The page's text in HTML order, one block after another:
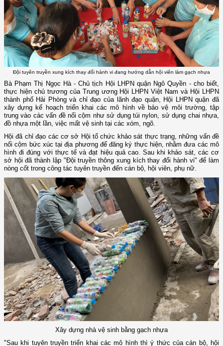
Đội tuyên truyền xung kích thay đổi hành vi đang hướng dẫn hội viên làm gạch nhựa
Bà Phạm Thị Ngọc Hà - Chủ tịch Hội LHPN quận Ngô Quyền - cho biết,
thực hiện chủ trương của Trung ương Hội LHPN Việt Nam và Hội LHPN
thành phố Hải Phòng và chỉ đạo của lãnh đạo quận, Hội LHPN quận đã
xây dựng kế hoạch triển khai các mô hình về bảo vệ môi trường, tập
trung vào các vấn đề nổi cộm như sử dụng túi nylon, sử dụng chai nhựa,
đồ nhựa một lần, việc mất vệ sinh tại các xóm, ngõ.
Hội đã chỉ đạo các cơ sở Hội tổ chức khảo sát thực trạng, những vấn đề
nổi cộm bức xúc tại địa phương để đăng ký thực hiện, nhằm đưa các mô
hình đi đúng với thực tế và đạt hiệu quả cao. Sau khi khảo sát, các cơ
sở hội đã thành lập "Đội truyền thông xung kích thay đổi hành vi" để làm
nòng cốt trong công tác tuyên truyền đến cán bộ, hội viên, phụ nữ.
Xây dựng nhà vệ sinh bằng gạch nhựa
"Sau khi tuyên truyền triển khai các mô hình thì ý thức của cán bộ, hội